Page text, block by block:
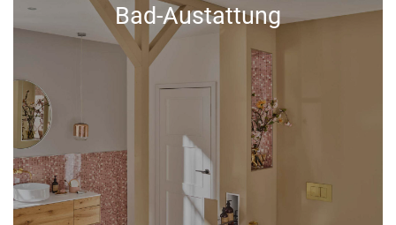
Bad-Austattung